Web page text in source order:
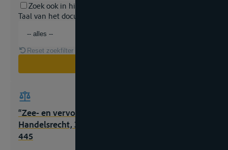
Zoek ook in historisch archief?
Taal van het document
Reset zoekfilter
“Zee- en vervoerrecht” in X, Hoofdstukken
Handelsrecht, 3° druk, Deventer, Kluwer, 1996,
445